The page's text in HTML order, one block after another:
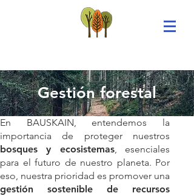
Gestión forestal
En BAUSKAIN, entendemos la
importancia de proteger nuestros
bosques y ecosistemas, esenciales
para el futuro de nuestro planeta. Por
eso, nuestra prioridad es promover una
gestión sostenible de recursos